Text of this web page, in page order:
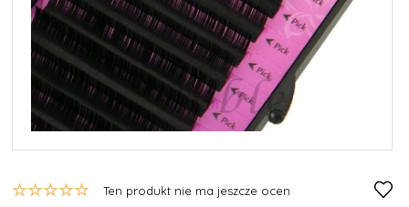
Ten produkt nie ma jeszcze ocen